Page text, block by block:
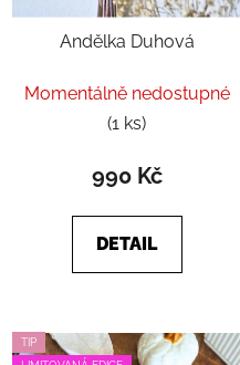
Andělka Duhová
Momentálně nedostupné
(1 ks)
990 Kč
DETAIL
TIP